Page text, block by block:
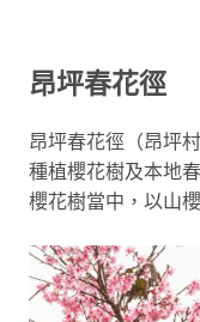
昂坪春花徑
昂坪春花徑（昂坪
種植櫻花樹及本地
櫻花樹當中，以山